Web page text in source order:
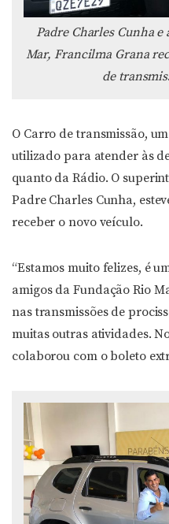
Padre Charles Cunha
Mar, Francilma Grana
de
O Carro de transmissão,
utilizado para atender às
quanto da Rádio. O
Padre Charles Cunha,
receber o novo veículo.
“Estamos muito felizes, é
amigos da Fundação Rio
nas transmissões de
muitas outras atividades.
colaborou com o boleto